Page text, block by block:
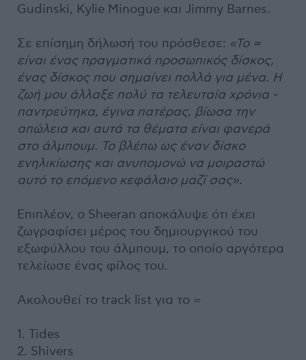
Gudinski, Kylie Minogue και Jimmy Barnes.
Σε επίσημη δήλωσή του πρόσθεσε: «Το =
είναι ένας πραγματικά προσωπικός δίσκος,
ένας δίσκος που σημαίνει πολλά για μένα. Η
ζωή μου άλλαξε πολύ τα τελευταία χρόνια -
παντρεύτηκα, έγινα πατέρας, βίωσα την
απώλεια και αυτά τα θέματα είναι φανερά
στο άλμπουμ. Το βλέπω ως έναν δίσκο
ενηλικίωσης και ανυπομονώ να μοιραστώ
αυτό το επόμενο κεφάλαιο μαζί σας».
Επιπλέον, ο Sheeran αποκάλυψε ότι έχει
ζωγραφίσει μέρος του δημιουργικού του
εξωφύλλου του άλμπουμ, το οποίο αργότερα
τελείωσε ένας φίλος του.
Ακολουθεί το track list για το =
1. Tides
2. Shivers